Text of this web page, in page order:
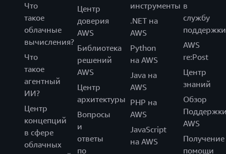
Что
такое
облачные
вычисления?
Что
такое
агентный
ИИ?
Центр
концепций
в сфере
облачных
Центр
доверия
AWS
Библиотека
решений
AWS
Центр
архитектуры
Вопросы
и
ответы
по
инструменты
.NET на
AWS
Python
на AWS
Java на
AWS
PHP на
AWS
JavaScript
на AWS
в
службу
поддержки
AWS
re:Post
Центр
знаний
Обзор
AWS
Получение
помощи